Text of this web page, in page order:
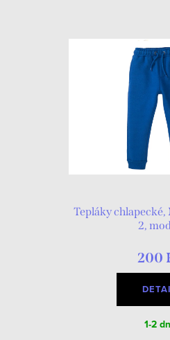
Tepláky
2,
200
1-2